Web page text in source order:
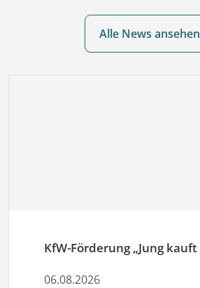
Alle News ansehen
06.08.2026